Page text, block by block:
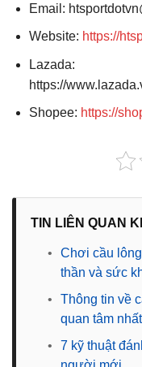
Email:
Website: https://
Lazada:
https://
Shopee: https://
TIN LIÊN QUAN
•
Chơi cầu
thần và sức
•
Thông tin về
quan tâm nhất
•
7 kỹ thuật